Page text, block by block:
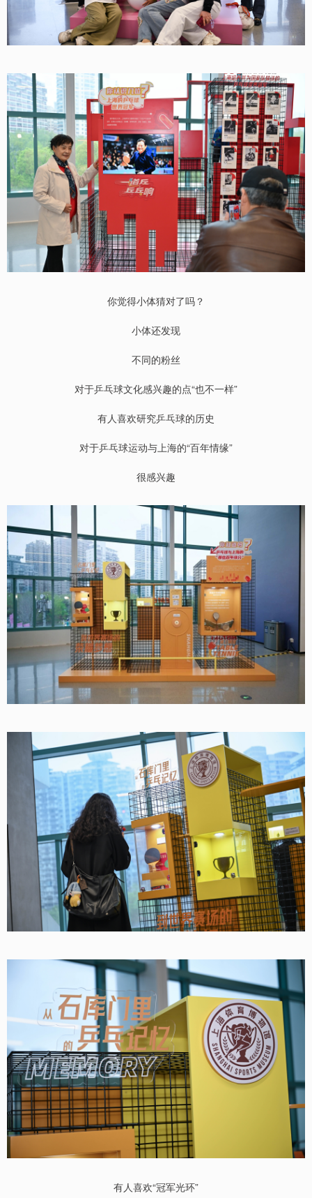
你觉得小体猜对了吗？
小体还发现
不同的粉丝
对于乒乓球文化感兴趣的点“也不一样”
有人喜欢研究乒乓球的历史
对于乒乓球运动与上海的“百年情缘”
很感兴趣
有人喜欢“冠军光环”